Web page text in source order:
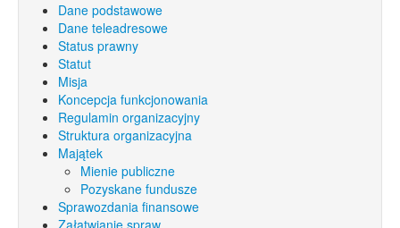
Dane podstawowe
Dane teleadresowe
Status prawny
Statut
Misja
Koncepcja funkcjonowania
Regulamin organizacyjny
Struktura organizacyjna
Majątek
Mienie publiczne
Pozyskane fundusze
Sprawozdania finansowe
Załatwianie spraw